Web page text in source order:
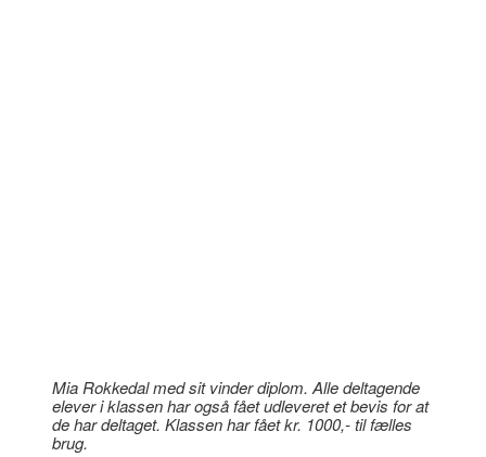
Mia Rokkedal med sit vinder diplom. Alle deltagende
elever i klassen har også fået udleveret et bevis for at
de har deltaget. Klassen har fået kr. 1000,- til fælles
brug.